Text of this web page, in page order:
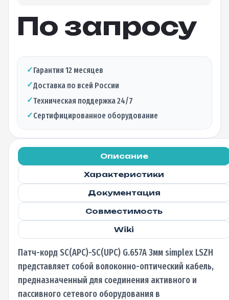
По запросу
✓Гарантия 12 месяцев
✓Доставка по всей России
✓Техническая поддержка 24/7
✓Сертифицированное оборудование
Описание
Характеристики
Документация
Совместимость
Wiki
Патч-корд SC(APC)-SC(UPC) G.657A 3мм simplex LSZH
представляет собой волоконно-оптический кабель,
предназначенный для соединения активного и
пассивного сетевого оборудования в